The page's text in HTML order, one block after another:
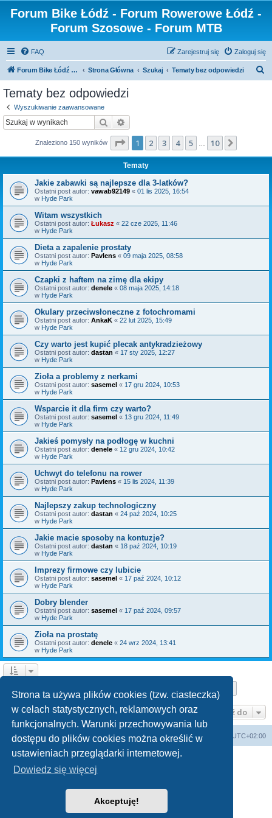
Strona ta używa plików cookies (tzw. ciasteczka)
w celach statystycznych, reklamowych oraz
funkcjonalnych. Warunki przechowywania lub
dostępu do plików cookies można określić w
ustawieniach przeglądarki internetowej.
Dowiedz się więcej
Akceptuję!
Forum Bike Łódź - Forum Rowerowe Łódź -
Forum Szosowe - Forum MTB
FAQ Zaloguj się
Zarejestruj się
Forum Bike Łódź - Forum Rowerowe Łódź - Forum Szosowe - Forum MTB Strona Główna Szukaj Tematy bez odpowiedzi
Tematy bez odpowiedzi
Wyszukiwanie zaawansowane
Szukaj
Znaleziono 150 wyników Strona z10
1 2 3 4 5 10
Tematy
Jakie zabawki są najlepsze dla 3-latków?
Ostatni post autor: vawab92149 « 01 lis 2025, 16:54
w Hyde Park
Witam wszystkich
Ostatni post autor: Łukasz « 22 cze 2025, 11:46
w Hyde Park
Dieta a zapalenie prostaty
Ostatni post autor: Pavlens « 09 maja 2025, 08:58
w Hyde Park
Czapki z haftem na zimę dla ekipy
Ostatni post autor: denele « 08 maja 2025, 14:18
w Hyde Park
Okulary przeciwsłoneczne z fotochromami
Ostatni post autor: AnkaK « 22 lut 2025, 15:49
w Hyde Park
Czy warto jest kupić plecak antykradzieżowy
Ostatni post autor: dastan « 17 sty 2025, 12:27
w Hyde Park
Zioła a problemy z nerkami
Ostatni post autor: sasemel « 17 gru 2024, 10:53
w Hyde Park
Wsparcie it dla firm czy warto?
Ostatni post autor: sasemel « 13 gru 2024, 11:49
w Hyde Park
Jakieś pomysły na podłogę w kuchni
Ostatni post autor: denele « 12 gru 2024, 10:42
w Hyde Park
Uchwyt do telefonu na rower
Ostatni post autor: Pavlens « 15 lis 2024, 11:39
w Hyde Park
Najlepszy zakup technologiczny
Ostatni post autor: dastan « 24 paź 2024, 10:25
w Hyde Park
Jakie macie sposoby na kontuzje?
Ostatni post autor: dastan « 18 paź 2024, 10:19
w Hyde Park
Imprezy firmowe czy lubicie
Ostatni post autor: sasemel « 17 paź 2024, 10:12
w Hyde Park
Dobry blender
Ostatni post autor: sasemel « 17 paź 2024, 09:57
w Hyde Park
Zioła na prostatę
Ostatni post autor: denele « 24 wrz 2024, 13:41
w Hyde Park
Przejdź do
Forum Bike Łódź - Forum Rowerowe Łódź - Forum Szosowe - Forum MTB Strona Główna Strefa czasowa UTC+02:00
Linki partnerskie: strony www lodz Fotografia Analogowa
Technologię dostarczaphpBB® Forum Software © phpBB Limited
Polski pakiet językowy dostarcza